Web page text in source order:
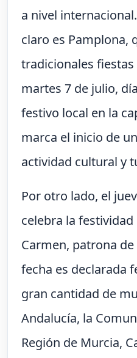
a nivel
claro es Pamplona,
tradicionales fiestas
martes 7 de julio,
festivo local en la
marca el inicio de
actividad cultural y
Por otro lado, el
celebra la
Carmen, patrona
fecha es declarada
gran cantidad de
Andalucía, la
Región de Murcia,